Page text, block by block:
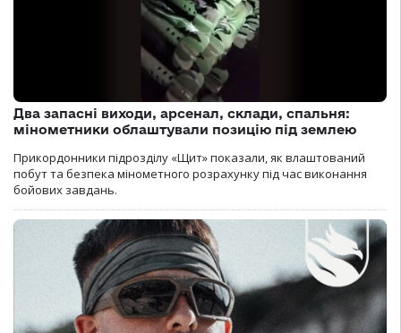
Два запасні виходи, арсенал, склади, спальня:
мінометники облаштували позицію під землею
Прикордонники підрозділу «Щит» показали, як влаштований
побут та безпека мінометного розрахунку під час виконання
бойових завдань.